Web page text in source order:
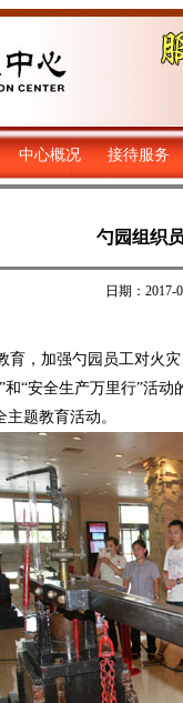
中心概况 接待服务
勺园组织
日期：
，加强勺园员工对火
和“安全生产万里行”活
题教育活动。